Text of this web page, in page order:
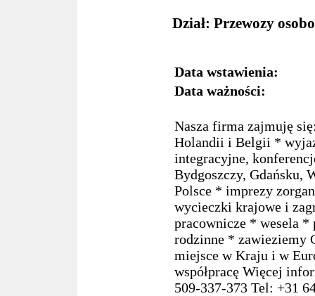
Dział: Przewozy
Data wstawienia:
Data ważności:
Nasza firma zajmuję
Holandii i Belgii *
integracyjne,
Bydgoszczy, Gdańsku,
Polsce * imprezy
wycieczki krajowe i
pracownicze * wesela
rodzinne * zawieziemy
miejsce w Kraju i w
współpracę Więcej
509-337-373 Tel: +31